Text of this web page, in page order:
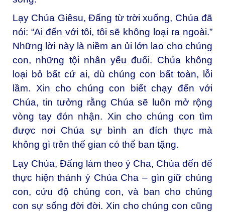
Lạy Chúa Giêsu, Đấng từ trời xuống, Chúa đã
nói: “Ai đến với tôi, tôi sẽ không loại ra ngoài.”
Những lời này là niềm an ủi lớn lao cho chúng
con, những tội nhân yếu đuối. Chúa không
loại bỏ bất cứ ai, dù chúng con bất toàn, lỗi
lầm. Xin cho chúng con biết chạy đến với
Chúa, tin tưởng rằng Chúa sẽ luôn mở rộng
vòng tay đón nhận. Xin cho chúng con tìm
được nơi Chúa sự bình an đích thực mà
không gì trên thế gian có thể ban tặng.
Lạy Chúa, Đấng làm theo ý Cha, Chúa đến để
thực hiện thánh ý Chúa Cha – gìn giữ chúng
con, cứu độ chúng con, và ban cho chúng
con sự sống đời đời. Xin cho chúng con cũng